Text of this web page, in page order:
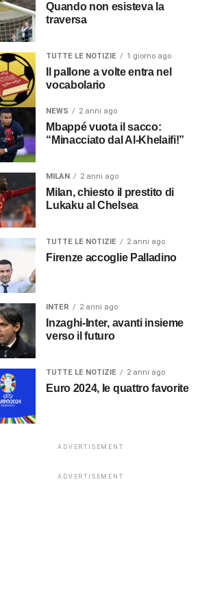
Quando non esisteva la
traversa
TUTTE LE NOTIZIE 1 giorno ago
Il pallone a volte entra nel
vocabolario
NEWS 2 anni ago
Mbappé vuota il sacco:
“Minacciato dal Al-Khelaifi!”
MILAN 2 anni ago
Milan, chiesto il prestito di
Lukaku al Chelsea
TUTTE LE NOTIZIE 2 anni ago
Firenze accoglie Palladino
INTER 2 anni ago
Inzaghi-Inter, avanti insieme
verso il futuro
TUTTE LE NOTIZIE 2 anni ago
Euro 2024, le quattro favorite
ADVERTISEMENT
ADVERTISEMENT